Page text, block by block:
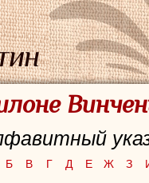
Б В Г Д Е Ж З